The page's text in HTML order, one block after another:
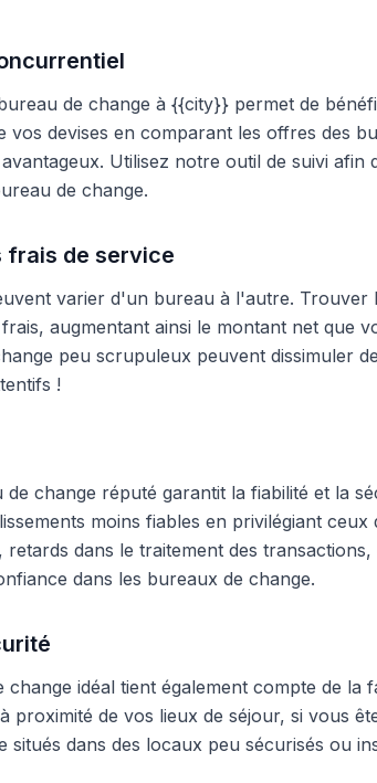
de change à {{city}} permet de
vos devises en comparant les offres des
Utilisez notre outil de suivi
de change.
frais de service
varier d'un bureau à l'autre.
augmentant ainsi le montant net que
peu scrupuleux peuvent dissimuler
!
change réputé garantit la fiabilité et la
moins fiables en privilégiant
retards dans le traitement des
dans les bureaux de change.
idéal tient également compte de la
proximité de vos lieux de séjour, si vous
situés dans des locaux peu sécurisés ou